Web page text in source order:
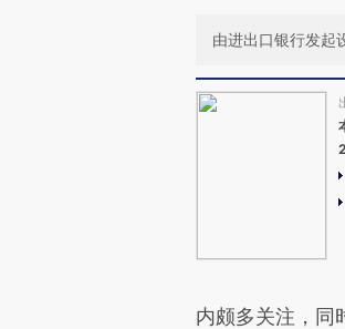
由进出口银行发起
内颇多关注，同